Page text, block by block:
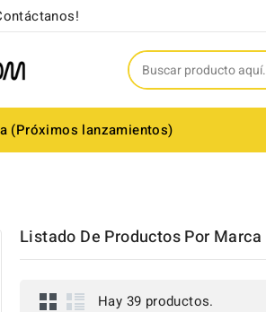
(Próximos lanzamientos)
Listado De Productos Por
Hay 39 productos.